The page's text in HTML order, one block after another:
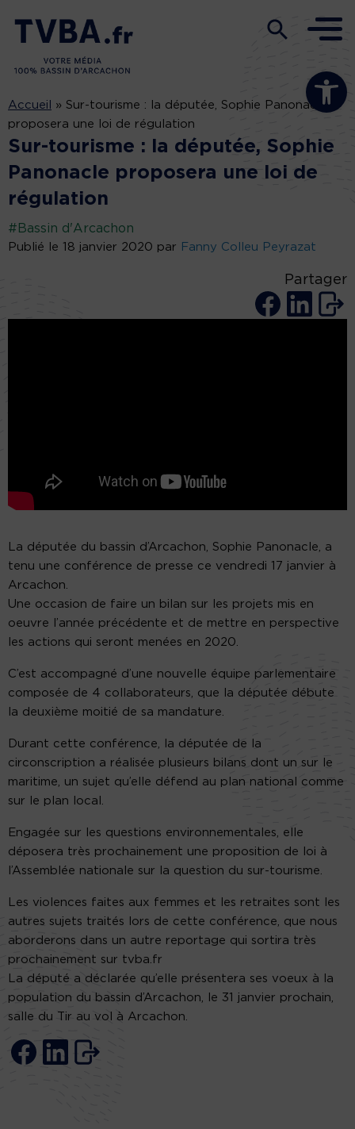
Ouvrir la
Accueil » Sur-tourisme : la députée, Sophie Panonacle
proposera une loi de régulation
Sur-tourisme : la députée, Sophie
Panonacle proposera une loi de
régulation
#Bassin d'Arcachon
Publié le 18 janvier 2020 par Fanny Colleu Peyrazat
Partager
La députée du bassin d’Arcachon, Sophie Panonacle, a
tenu une conférence de presse ce vendredi 17 janvier à
Arcachon.
Une occasion de faire un bilan sur les projets mis en
oeuvre l’année précédente et de mettre en perspective
les actions qui seront menées en 2020.
C’est accompagné d’une nouvelle équipe parlementaire
composée de 4 collaborateurs, que la députée débute
la deuxième moitié de sa mandature.
Durant cette conférence, la députée de la
circonscription a réalisée plusieurs bilans dont un sur le
maritime, un sujet qu’elle défend au plan national comme
sur le plan local.
Engagée sur les questions environnementales, elle
déposera très prochainement une proposition de loi à
l’Assemblée nationale sur la question du sur-tourisme.
Les violences faites aux femmes et les retraites sont les
autres sujets traités lors de cette conférence, que nous
aborderons dans un autre reportage qui sortira très
prochainement sur tvba.fr
La député a déclarée qu’elle présentera ses voeux à la
population du bassin d’Arcachon, le 31 janvier prochain,
salle du Tir au vol à Arcachon.